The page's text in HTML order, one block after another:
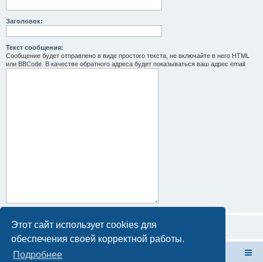
Этот сайт использует cookies для
обеспечения своей корректной работы.
Подробнее
Заголовок:
Текст сообщения:
Сообщение будет отправлено в виде простого текста, не включайте в него HTML
или BBCode. В качестве обратного адреса будет показываться ваш адрес email.
Форум Клана Реноводов